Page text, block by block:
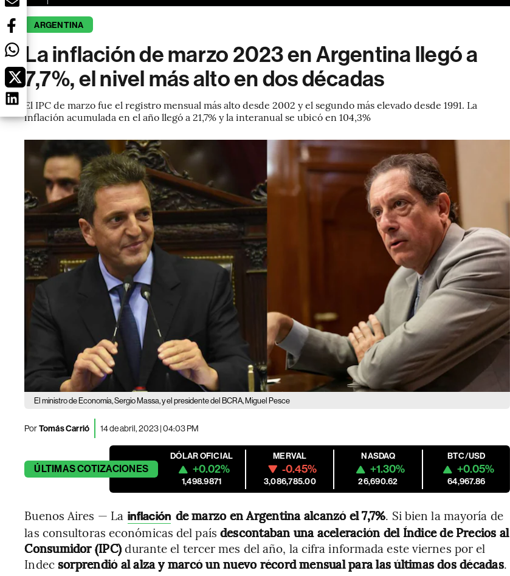
ARGENTINA
La inflación de marzo 2023 en Argentina llegó a
7,7%, el nivel más alto en dos décadas
El IPC de marzo fue el registro mensual más alto desde 2002 y el segundo más elevado desde 1991. La
inflación acumulada en el año llegó a 21,7% y la interanual se ubicó en 104,3%
El ministro de Economía, Sergio Massa, y el presidente del BCRA, Miguel Pesce
PorTomás Carrió 14 de abril, 2023 | 04:03 PM
ÚLTIMASCOTIZACIONES
DÓLAR OFICIAL
+0.02%
1,498.9871
MERVAL
-0.45%
3,086,785.00
NASDAQ
+1.30%
26,690.62
BTC/USD
+0.05%
64,967.86
Buenos Aires — La inflación de marzo en Argentina alcanzó el 7,7%. Si bien la mayoría de
las consultoras económicas del país descontaban una aceleración del Índice de Precios al
Consumidor (IPC)durante el tercer mes del año, la cifra informada este viernes por el
Indec sorprendió al alza y marcó un nuevo récord mensual para las últimas dos décadas.